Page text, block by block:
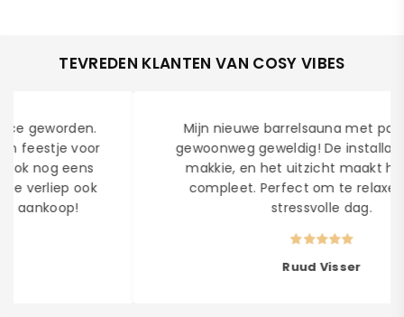
TEVREDEN KLANTEN VAN COSY VIBES
Mijn nieuwe barrelsauna met panorama is
gewoonweg geweldig! De installatie was een
makkie, en het uitzicht maakt het plaatje
compleet. Perfect om te relaxen na een